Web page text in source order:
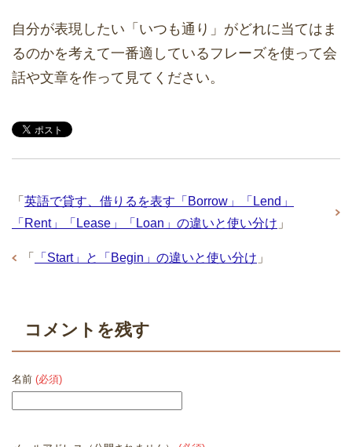
自分が表現したい「いつも通り」がどれに当てはま
るのかを考えて一番適しているフレーズを使って会
話や文章を作って見てください。
「 英語で貸す、借りるを表す「Borrow」「Lend」
「Rent」「Lease」「Loan」の違いと使い分け 」
「 「Start」と「Begin」の違いと使い分け 」
コメントを残す
名前 (必須)